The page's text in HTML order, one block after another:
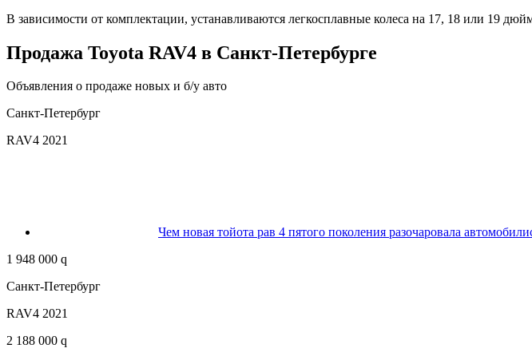
В зависимости от комплектации, устанавливаются легкосплавные колеса на 17, 18 или 19
Продажа Toyota RAV4 в Санкт-Петербурге
Объявления о продаже новых и б/у авто
Санкт-Петербург
RAV4 2021
Чем новая тойота рав 4 пятого поколения разочаровала
1 948 000 q
Санкт-Петербург
RAV4 2021
2 188 000 q